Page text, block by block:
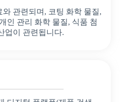
와 관련되며, 코팅 화학 물질,
인 관리 화학 물질, 식품 첨
업이 관련됩니다.